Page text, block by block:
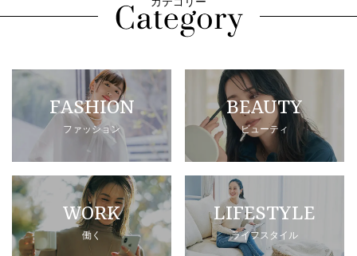
FASHION
ファッション
BEAUTY
ビューティ
WORK
働く
LIFESTYLE
ライフスタイル